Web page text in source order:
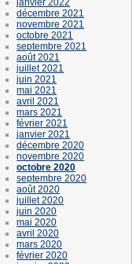
décembre 2021
novembre 2021
octobre 2021
septembre 2021
août 2021
juillet 2021
juin 2021
mai 2021
avril 2021
mars 2021
février 2021
janvier 2021
décembre 2020
novembre 2020
octobre 2020
septembre 2020
août 2020
juillet 2020
juin 2020
mai 2020
avril 2020
mars 2020
février 2020